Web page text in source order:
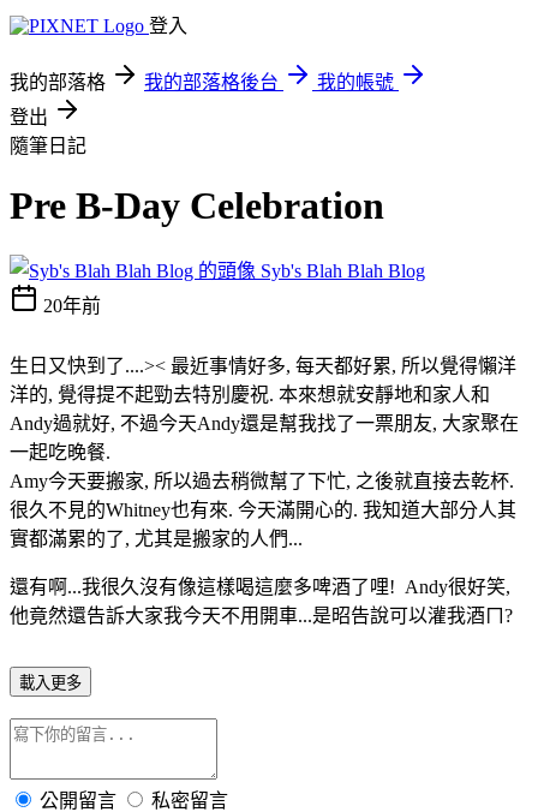
登入
我的部落格 我的部落格後台
我的帳號
登出
隨筆日記
Pre B-Day Celebration
Syb's Blah Blah Blog
20年前
生日又快到了....>< 最近事情好多, 每天都好累, 所以覺得懶洋
洋的, 覺得提不起勁去特別慶祝. 本來想就安靜地和家人和
Andy過就好, 不過今天Andy還是幫我找了一票朋友, 大家聚在
一起吃晚餐.
Amy今天要搬家, 所以過去稍微幫了下忙, 之後就直接去乾杯.
很久不見的Whitney也有來. 今天滿開心的. 我知道大部分人其
實都滿累的了, 尤其是搬家的人們...
還有啊...我很久沒有像這樣喝這麼多啤酒了哩! Andy很好笑,
他竟然還告訴大家我今天不用開車...是昭告說可以灌我酒ㄇ?
載入更多
公開留言 私密留言